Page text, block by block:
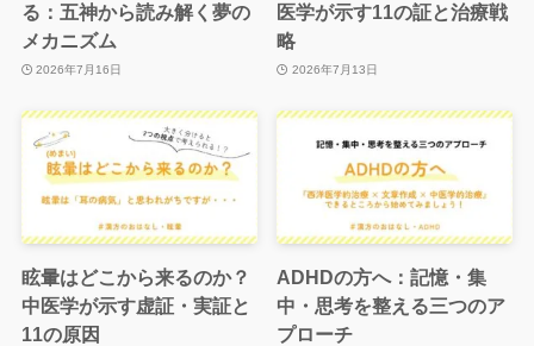
る：五神から読み解く夢の
メカニズム
2026年7月16日
医学が示す11の証と治療戦
略
2026年7月13日
眩暈はどこから来るのか？
中医学が示す虚証・実証と
11の原因
ADHDの方へ：記憶・集
中・思考を整える三つのア
プローチ